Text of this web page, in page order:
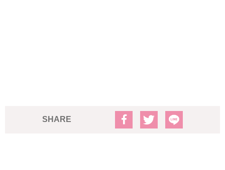
SHARE